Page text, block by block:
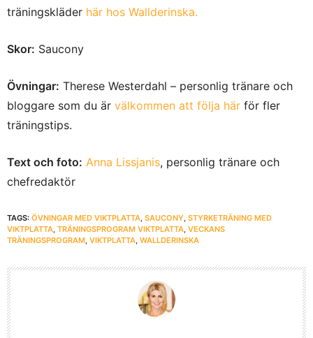
träningskläder här hos Wallderinska.
Skor: Saucony
Övningar: Therese Westerdahl – personlig tränare och
bloggare som du är välkommen att följa här för fler
träningstips.
Text och foto: Anna Lissjanis, personlig tränare och
chefredaktör
TAGS: ÖVNINGAR MED VIKTPLATTA SAUCONY STYRKETRÄNING MED
VIKTPLATTA TRÄNINGSPROGRAM VIKTPLATTA VECKANS
TRÄNINGSPROGRAM VIKTPLATTA WALLDERINSKA